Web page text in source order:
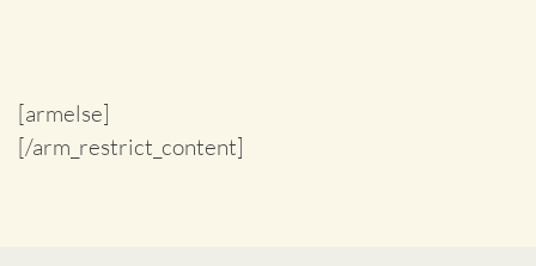
[armelse]
[/arm_restrict_content]